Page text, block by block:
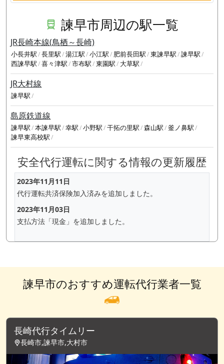
諫早市周辺の駅一覧
JR長崎本線(鳥栖～長崎)
小長井駅 長里駅 湯江駅 小江駅 肥前長田駅 東諫早駅 諫早駅
西諫早駅 喜々津駅 市布駅 東園駅 大草駅
JR大村線
諫早駅
島原鉄道線
諫早駅 本諫早駅 幸駅 小野駅 干拓の里駅 森山駅 釜ノ鼻駅
諫早東高校駅
安全代行運転に関する情報の更新履歴
2023年11月11日
代行運転共済保険加入済みを追加しました。
2023年11月03日
支払方法「現金」を追加しました。
諫早市のおすすめ運転代行業者一覧
長崎代行タイムリー
長崎市,諫早市,大村市